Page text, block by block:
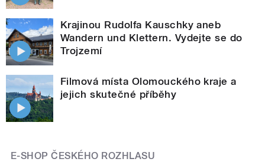
Krajinou Rudolfa Kauschky aneb
Wandern und Klettern. Vydejte se do
Trojzemí
Filmová místa Olomouckého kraje a
jejich skutečné příběhy
E-SHOP ČESKÉHO ROZHLASU